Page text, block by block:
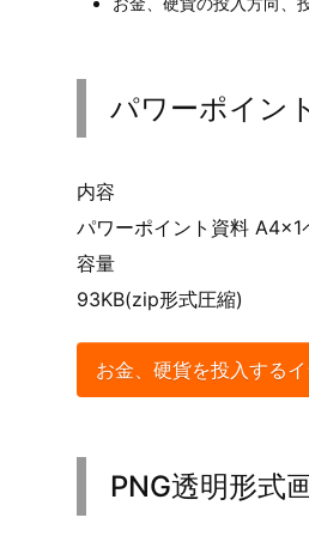
パワーポイン
内容
パワーポイント資料 A4×1
容量
93KB(zip形式圧縮)
お金、硬貨を投入する
PNG透明形式